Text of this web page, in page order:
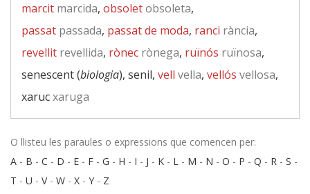
marcit marcida, obsoletobsoleta,
passat passada, passat de moda, ranci rància,
revellit revellida, rònec rònega, ruïnós ruïnosa,
senescent (biologia), senil, vell vella, vellós vellosa,
xarucxaruga
O llisteu les paraules o expressions que comencen per:
A - B - C - D - E - F - G - H - I - J - K - L - M - N - O - P - Q - R - S -
T - U - V- W - X - Y - Z